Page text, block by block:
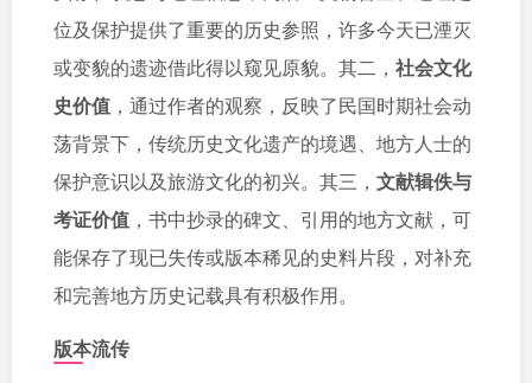
位及保护提供了重要的历史参照，许多今天已湮灭
或变貌的遗迹借此得以窥见原貌。其二， 社会文化
史价值 ，通过作者的观察，反映了民国时期社会动
荡背景下，传统历史文化遗产的境遇、地方人士的
保护意识以及旅游文化的初兴。其三， 文献辑佚与
考证价值 ，书中抄录的碑文、引用的地方文献，可
能保存了现已失传或版本稀见的史料片段，对补充
和完善地方历史记载具有积极作用。
版本流传